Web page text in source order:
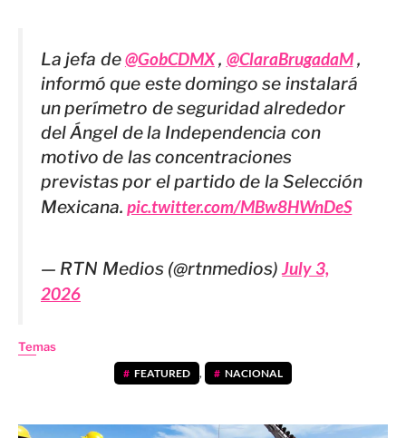
La jefa de@GobCDMX, @ClaraBrugadaM,
informó que este domingo se instalará
un perímetro de seguridad alrededor
del Ángel de la Independencia con
motivo de las concentraciones
previstas por el partido de la Selección
Mexicana.pic.twitter.com/MBw8HWnDeS
— RTN Medios (@rtnmedios)July 3,
2026
Temas
FEATURED , NACIONAL